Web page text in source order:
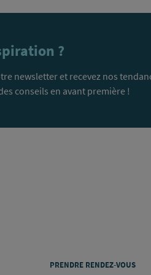
?
newsletter et recevez nos
conseils en avant première !
PRENDRE RENDEZ-VOUS